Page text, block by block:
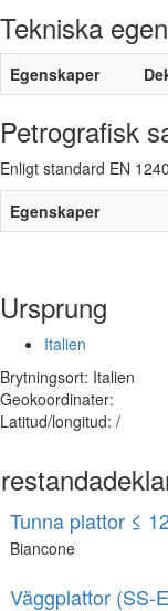
Tekniska
Egenskaper
Petrografisk
Enligt standard EN
Egenskaper
Ursprung
Italien
Brytningsort: Italien
Geokoordinater:
Latitud/longitud: /
Tunna plattor ≤
Biancone
Väggplattor (SS-